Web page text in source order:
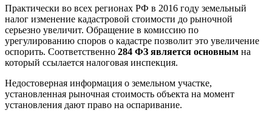
Практически во всех регионах РФ в 2016 году земельный
налог изменение кадастровой стоимости до рыночной
серьезно увеличит. Обращение в комиссию по
урегулированию споров о кадастре позволит это увеличение
оспорить. Соответственно 284 ФЗ является основным на
который ссылается налоговая инспекция.
Недостоверная информация о земельном участке,
установленная рыночная стоимость объекта на момент
установления дают право на оспаривание.